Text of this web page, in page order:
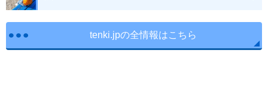
tenki.jpの全情報はこちら